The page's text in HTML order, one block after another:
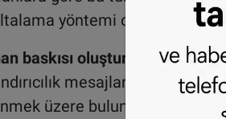
yöntemi olarak
baskısı oluşturuluyor
mesajlarında
üzere bulunduğu